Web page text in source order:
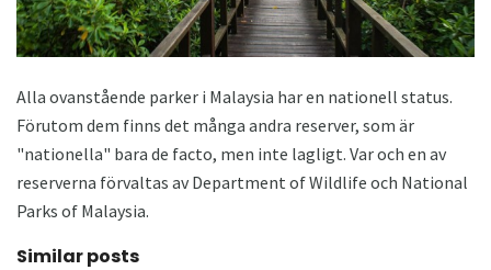
Alla ovanstående parker i Malaysia har en nationell status.
Förutom dem finns det många andra reserver, som är
"nationella" bara de facto, men inte lagligt. Var och en av
reserverna förvaltas av Department of Wildlife och National
Parks of Malaysia.
Similar posts